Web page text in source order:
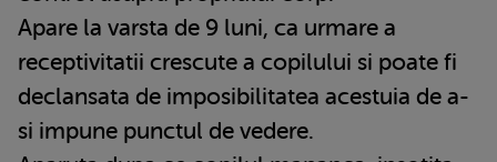
Apare la varsta de 9 luni, ca urmare a
receptivitatii crescute a copilului si poate fi
declansata de imposibilitatea acestuia de a-
si impune punctul de vedere.